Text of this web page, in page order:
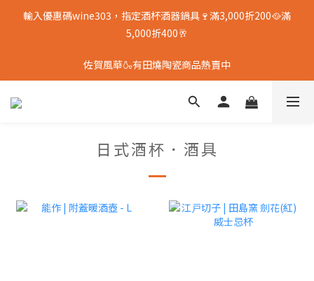
輸入優惠碼wine303，指定酒杯酒器鍋具🍷滿3,000折200🥘滿
5,000折400🥂
佐賀風華🍶有田燒陶瓷商品熱賣中
日式酒杯．酒具